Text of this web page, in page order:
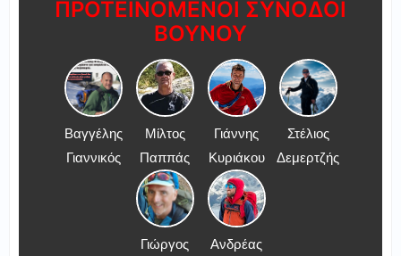
ΠΡΟΤΕΙΝΟΜΕΝΟΙ ΣΥΝΟΔΟΙ
ΒΟΥΝΟΥ
Βαγγέλης
Γιαννικός
Μίλτος
Παππάς
Γιάννης
Κυριάκου
Στέλιος
Δεμερτζής
Γιώργος
Ανδρέας